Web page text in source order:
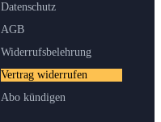
Datenschutz
AGB
Widerrufsbelehrung
Vertrag widerrufen
Abo kündigen